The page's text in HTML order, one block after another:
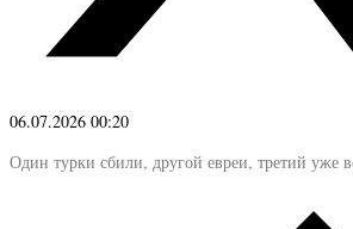
06.07.2026 00:20
Один турки сбили, другой евреи, третий уже